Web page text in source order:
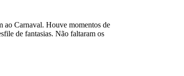
ao Carnaval. Houve momentos de
de fantasias. Não faltaram os